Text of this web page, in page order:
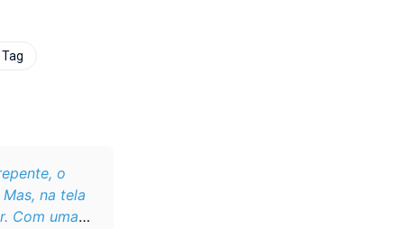
o
na tela
Com uma